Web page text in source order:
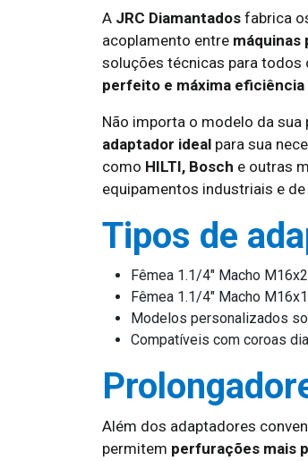
A JRC Diamantados fabrica
acoplamento entre máquinas
soluções técnicas para
perfeito e máxima eficiência
Não importa o modelo da
adaptador ideal para sua
como HILTI, Bosch e outras
equipamentos industriais e de
Tipos de
Fêmea 1.1/4″ Macho
Fêmea 1.1/4″ Macho
Modelos personalizados
Compatíveis com coroas
Além dos adaptadores
permitem perfurações mais